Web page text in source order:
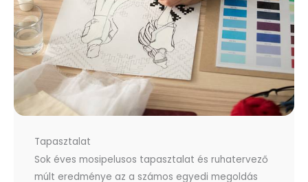
Tapasztalat
Sok éves mosipelusos tapasztalat és ruhatervező
múlt eredménye az a számos egyedi megoldás